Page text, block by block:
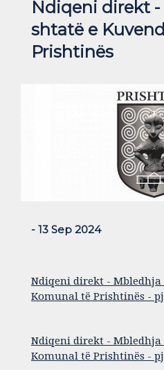
Ndiqeni direkt
shtatë e
Prishtinës
- 13 Sep 2024
Ndiqeni direkt - Mbledhja
Komunal të Prishtinës -
Ndiqeni direkt - Mbledhja
Komunal të Prishtinës -